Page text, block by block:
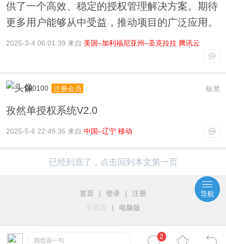
供了一个高效、稳定的授权管理解决方案。期待
更多用户能够从中受益，推动项目的广泛应用。
2025-3-4 06:01:39 来自 美国–加利福尼亚州–圣克拉拉 腾讯云
板凳
100100 注册会员
孜然单授权系统V2.0
2025-5-6 22:49:36 来自 中国–辽宁 移动
我也说一句
2
已经到底了，点击回到本文第一页
首页 | 登录 |
注册
手机版
| 电脑版
导航